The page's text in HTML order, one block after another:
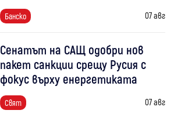
Банско 07 авг
Сенатът на САЩ одобри нов
пакет санкции срещу Русия с
фокус върху енергетиката
Свят 07 авг